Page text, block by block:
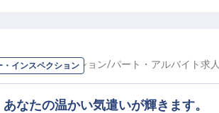
のペースで活躍】
心して長く働ける環境を整えています
・インスペクション
ー・インスペクション/パート・アルバイト求人
なたの温かい気遣いが輝きます。